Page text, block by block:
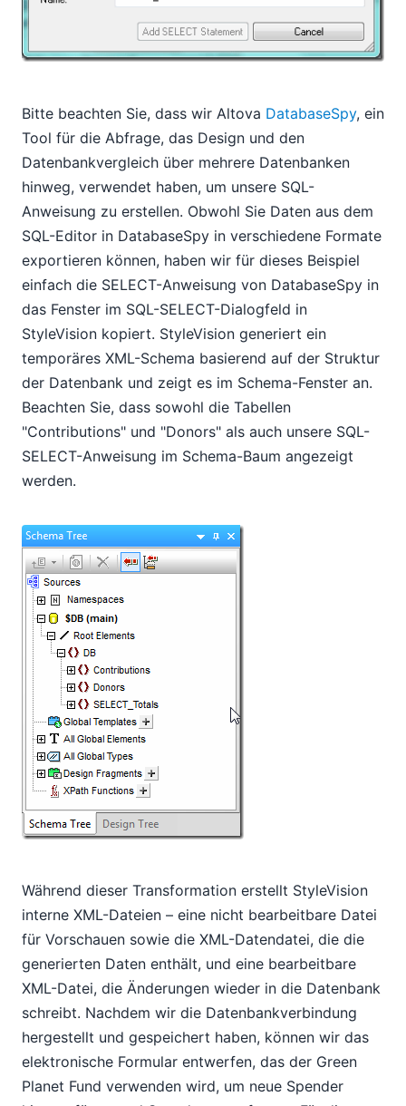
Bitte beachten Sie, dass wir Altova DatabaseSpy, ein
Tool für die Abfrage, das Design und den
Datenbankvergleich über mehrere Datenbanken
hinweg, verwendet haben, um unsere SQL-
Anweisung zu erstellen. Obwohl Sie Daten aus dem
SQL-Editor in DatabaseSpy in verschiedene Formate
exportieren können, haben wir für dieses Beispiel
einfach die SELECT-Anweisung von DatabaseSpy in
das Fenster im SQL-SELECT-Dialogfeld in
StyleVision kopiert. StyleVision generiert ein
temporäres XML-Schema basierend auf der Struktur
der Datenbank und zeigt es im Schema-Fenster an.
Beachten Sie, dass sowohl die Tabellen
"Contributions" und "Donors" als auch unsere SQL-
SELECT-Anweisung im Schema-Baum angezeigt
werden.
Während dieser Transformation erstellt StyleVision
interne XML-Dateien – eine nicht bearbeitbare Datei
für Vorschauen sowie die XML-Datendatei, die die
generierten Daten enthält, und eine bearbeitbare
XML-Datei, die Änderungen wieder in die Datenbank
schreibt. Nachdem wir die Datenbankverbindung
hergestellt und gespeichert haben, können wir das
elektronische Formular entwerfen, das der Green
Planet Fund verwenden wird, um neue Spender